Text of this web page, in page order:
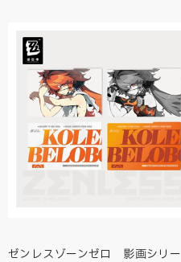
ゼンレスゾーンゼロ 影画シリー